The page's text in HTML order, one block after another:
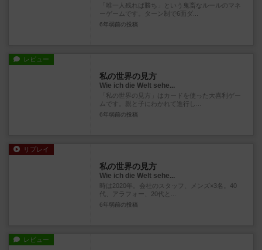
「唯一人残れば勝ち」という鬼畜なルールのマネ
ーゲームです。ターン制で6面ダ...
6年弱前 の投稿
レビュー
私の世界の見方
Wie ich die Welt sehe...
「私の世界の見方」はカードを使った大喜利ゲー
ムです。親と子にわかれて進行し...
6年弱前 の投稿
リプレイ
私の世界の見方
Wie ich die Welt sehe...
時は2020年。会社のスタッフ、メンズ×3名。40
代、アラフォー、20代と...
6年弱前 の投稿
レビュー